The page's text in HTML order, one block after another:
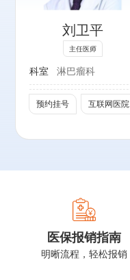
中国人体健康科技
促进会淋巴瘤专业
委员会主任委员
北京抗癌协会淋巴
血液肿瘤专业委员
会主任委员
中国临床肿瘤学会
刘卫平
主任医师
科室 淋巴瘤科
预约挂号 互联网医院
医保报销指南
明晰流程，轻松报销